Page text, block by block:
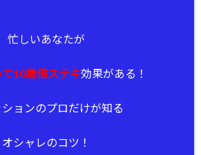
忙しいあなたが
10歳倍ステキ効果がある！
ションのプロだけが知る
オシャレのコツ！